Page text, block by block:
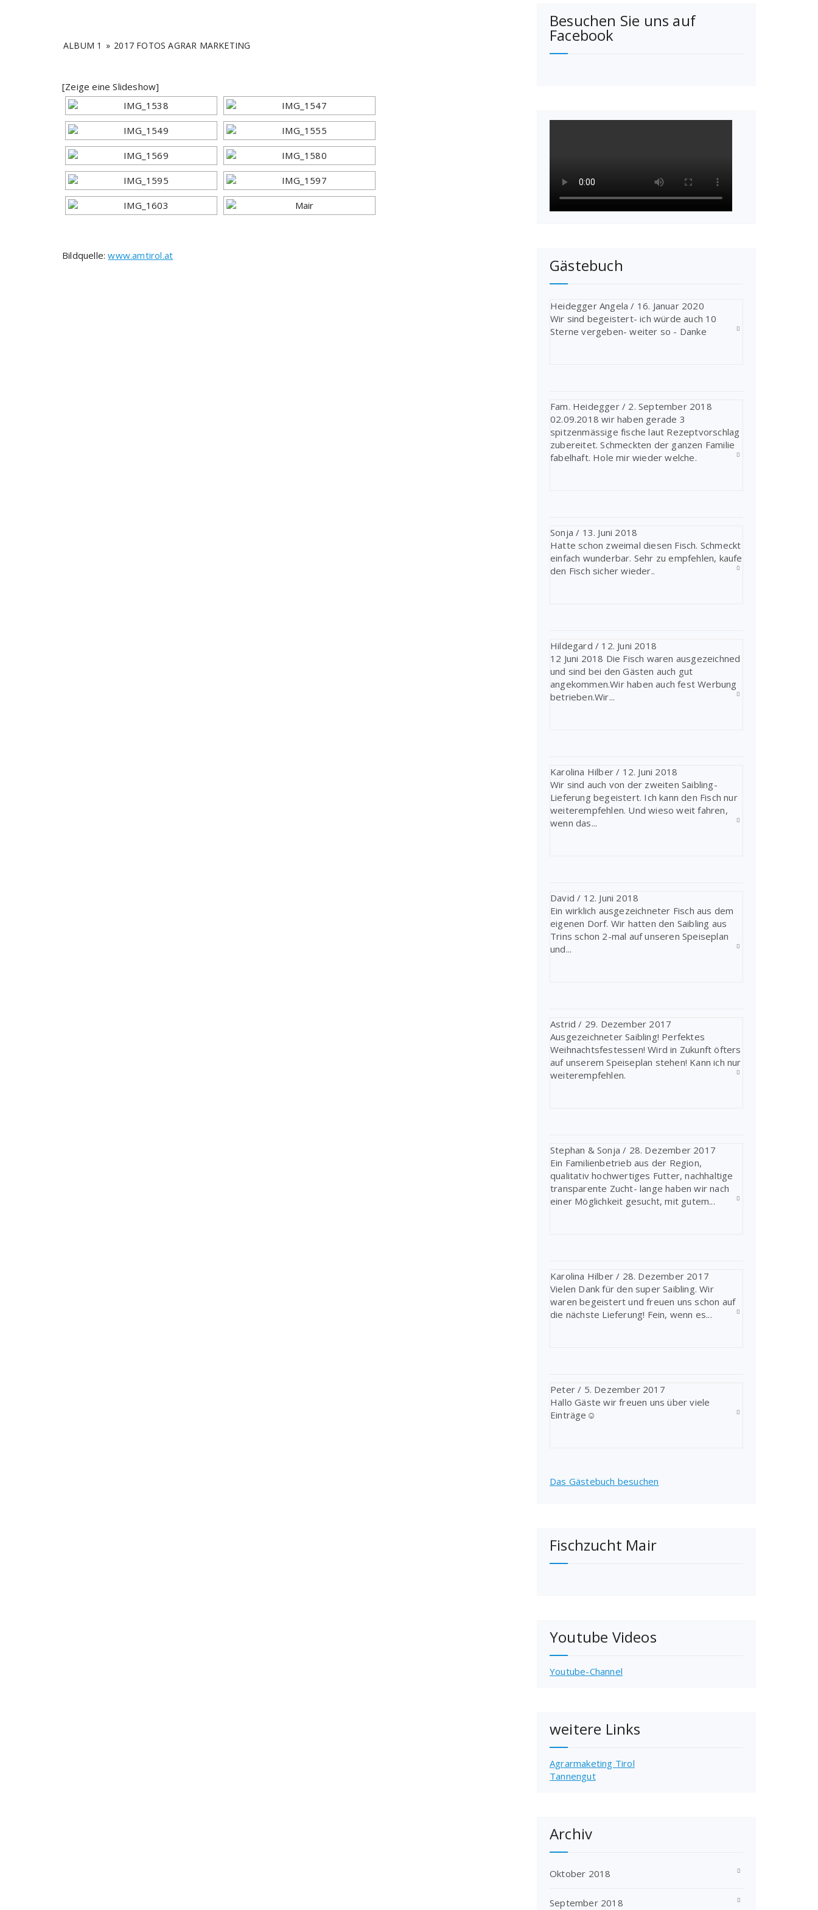
ALBUM 1 » 2017 FOTOS AGRAR MARKETING
[Zeige eine Slideshow]
Bildquelle:www.amtirol.at
Besuchen Sie uns auf
Facebook
Gästebuch
Heidegger Angela / 16. Januar 2020
Wir sind begeistert- ich würde auch 10
Sterne vergeben- weiter so - Danke
Fam. Heidegger/ 2. September 2018
02.09.2018 wir haben gerade 3
spitzenmässige fische laut Rezeptvorschlag
zubereitet. Schmeckten der ganzen Familie
fabelhaft. Hole mir wieder welche.
Sonja / 13. Juni 2018
Hatte schon zweimal diesen Fisch. Schmeckt
einfach wunderbar. Sehr zu empfehlen, kaufe
den Fisch sicher wieder..
Hildegard / 12. Juni 2018
12 Juni 2018 Die Fisch waren ausgezeichned
und sind bei den Gästen auch gut
angekommen.Wir haben auch fest Werbung
betrieben.Wir...
Karolina Hilber / 12. Juni 2018
Wir sind auch von der zweiten Saibling-
Lieferung begeistert. Ich kann den Fisch nur
weiterempfehlen. Und wieso weit fahren,
wenn das...
David / 12. Juni 2018
Ein wirklich ausgezeichneter Fisch aus dem
eigenen Dorf. Wir hatten den Saibling aus
Trins schon 2-mal auf unseren Speiseplan
und...
Astrid / 29. Dezember 2017
Ausgezeichneter Saibling! Perfektes
Weihnachtsfestessen! Wird in Zukunft öfters
auf unserem Speiseplan stehen! Kann ich nur
weiterempfehlen.
Stephan & Sonja / 28. Dezember 2017
Ein Familienbetrieb aus der Region,
qualitativ hochwertiges Futter, nachhaltige
transparente Zucht- lange haben wir nach
einer Möglichkeit gesucht, mit gutem...
Karolina Hilber / 28. Dezember 2017
Vielen Dank für den super Saibling. Wir
waren begeistert und freuen uns schon auf
die nächste Lieferung! Fein, wenn es...
Peter / 5. Dezember 2017
Hallo Gäste wir freuen uns über viele
Einträge☺
Das Gästebuch besuchen
Fischzucht Mair
Youtube Videos
Youtube-Channel
weitere Links
Agrarmaketing Tirol
Tannengut
Archiv
Oktober 2018
September 2018